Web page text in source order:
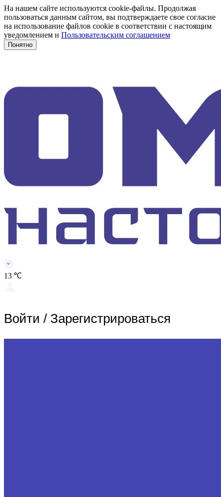
На нашем сайте используются cookie-файлы. Продолжая
пользоваться данным сайтом, вы подтверждаете свое согласие
на использование файлов cookie в соответствии с настоящим
уведомлением и Пользовательским соглашением
Понятно
13 ℃
Войти / Зарегистрироваться